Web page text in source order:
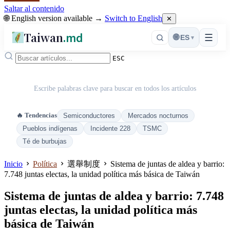
Saltar al contenido
🌐 English version available → Switch to English ✕
Taiwan.md ☰
🌐 ES ▾
ESC
Escribe palabras clave para buscar en todos los artículos
🔥 Tendencias Semiconductores
Mercados nocturnos
Pueblos indígenas
Incidente 228
TSMC
Té de burbujas
Inicio Política 選舉制度
Sistema de juntas de aldea y barrio:
7.748 juntas electas, la unidad política más básica de Taiwán
Sistema de juntas de aldea y barrio: 7.748
juntas electas, la unidad política más
básica de Taiwán